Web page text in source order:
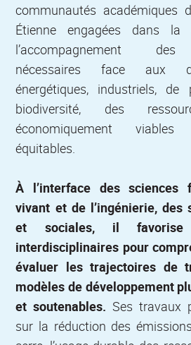
communautés académiques
Étienne engagées dans la
l’accompagnement des
nécessaires face aux
énergétiques, industriels,
biodiversité, des
économiquement
équitables.
À l’interface des sciences
vivant et de l’ingénierie, des
et sociales, il favorise
interdisciplinaires pour
évaluer les trajectoires de
modèles de développement
et soutenables. Ses travaux
sur la réduction des